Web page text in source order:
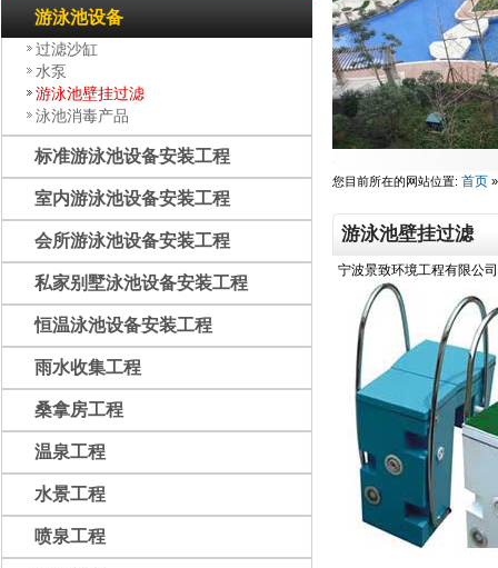
您目前所在的网站位置: 首页
游泳池壁挂过滤
宁波景致环境工程有限公
游泳池设备
过滤沙缸
水泵
游泳池壁挂过滤
泳池消毒产品
标准游泳池设备安装工程
室内游泳池设备安装工程
会所游泳池设备安装工程
私家别墅泳池设备安装工程
恒温泳池设备安装工程
雨水收集工程
桑拿房工程
温泉工程
水景工程
喷泉工程